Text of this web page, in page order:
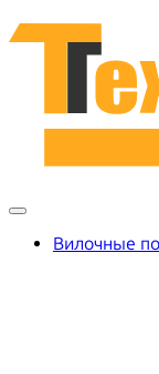
Вилочные